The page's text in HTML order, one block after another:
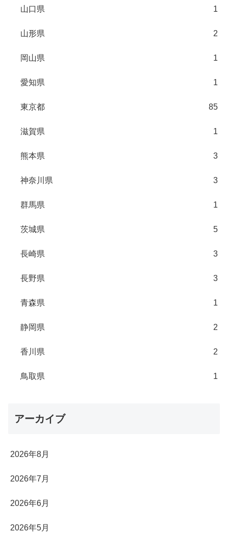
山口県 1
山形県 2
岡山県 1
愛知県 1
東京都 85
滋賀県 1
熊本県 3
神奈川県 3
群馬県 1
茨城県 5
長崎県 3
長野県 3
青森県 1
静岡県 2
香川県 2
鳥取県 1
アーカイブ
2026年8月
2026年7月
2026年6月
2026年5月